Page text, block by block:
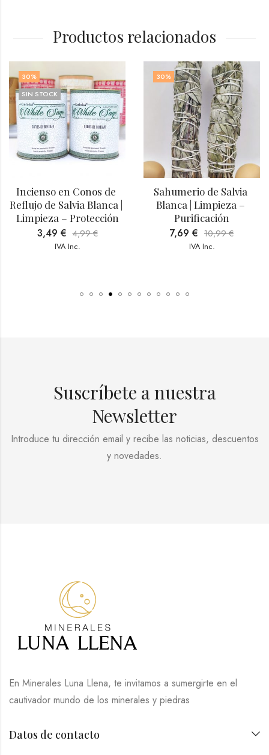
Productos relacionados
30%
SIN STOCK
Incienso en Conos de
Reflujo de Salvia Blanca |
Limpieza – Protección
3,49 € 4,99€
IVA Inc.
30%
Sahumerio de Salvia
Blanca | Limpieza –
Purificación
7,69 € 10,99€
IVA Inc.
Suscríbete a nuestra
Newsletter
Introduce tu dirección email y recibe las noticias, descuentos
y novedades.
En Minerales Luna Llena, te invitamos a sumergirte en el
cautivador mundo de los minerales y piedras
Datos de contacto